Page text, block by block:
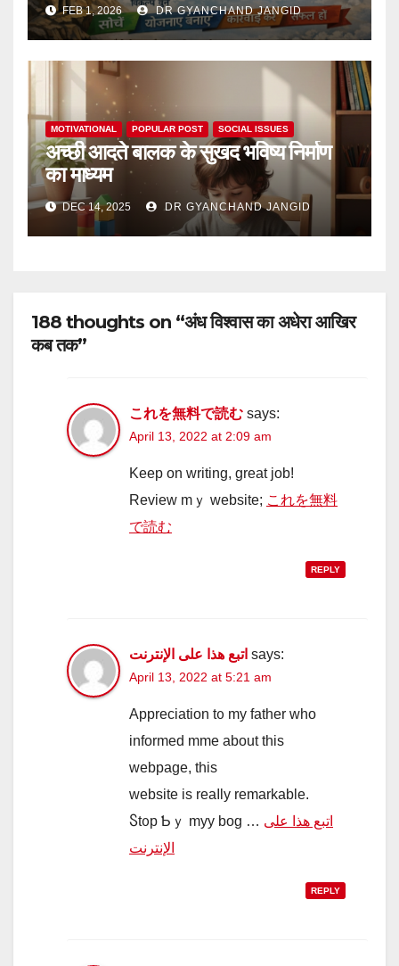
FEB 1, 2026 DR GYANCHAND JANGID
MOTIVATIONAL POPULAR POST SOCIAL ISSUES
अच्छी आदते बालक के सुखद भविष्य निर्माण
का माध्यम
DEC 14, 2025 DR GYANCHAND JANGID
188 thoughts on “अंध विश्वास का अधेरा आखिर
कब तक”
これを無料で読む says:
April 13, 2022 at 2:09 am
Keep оn writing, great job!
Review mｙ website; これを無料
で読む
REPLY
اتبع هذا على الإنترنت says:
April 13, 2022 at 5:21 am
Appreciation t᧐ my father who
informed mme abоut this
webpage, this
website is reaⅼly remarkable.
Ⴝt᧐p Ƅｙ myy bog … اتبع هذا على
الإنترنت
REPLY